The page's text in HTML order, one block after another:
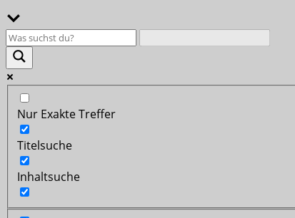
Nur Exakte Treffer
Titelsuche
Inhaltsuche